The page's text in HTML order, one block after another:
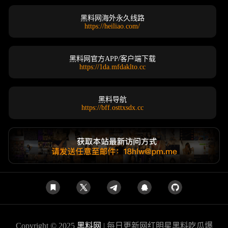
黑料网海外永久线路
https://heiliao.com/
黑料网官方APP/客户端下载
https://1da.mfdaklto.cc
黑料导航
https://bff.osttxsdx.cc
Copyright © 2025 黑料网 | 每日更新网红明星黑料吃瓜爆